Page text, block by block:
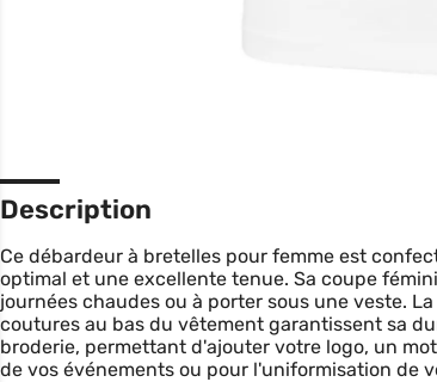
Description
Ce débardeur à bretelles pour femme est
optimal et une excellente tenue. Sa coupe
journées chaudes ou à porter sous une veste.
coutures au bas du vêtement garantissent sa
broderie, permettant d'ajouter votre logo, un
de vos événements ou pour l'uniformisation de